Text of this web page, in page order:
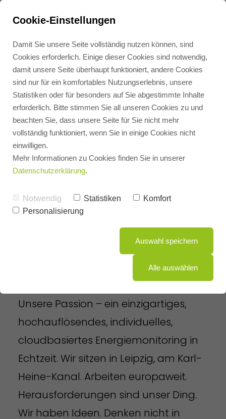
Wir suchen ab sofort
passionierteElektriker (m/w/d) in
Vollzeit.
Wir sind ein Scale-up –cenero.one.
Unsere Passion – ein einzigartiges,
hochauflösendes, individuelles,
cloudbasiertes Energiemonitoring in
Echtzeit. Wir sitzen in Leipzig, am Karl-
Heine-Kanal. Arbeiten europaweit.
Herausforderungen sind unser Ding.
Wir haben Ideen. Denken nicht in
Cookie-Einstellungen
Damit Sie unsere Seite vollständig nutzen können, sind
Cookies erforderlich. Einige dieser Cookies sind notwendig,
damit unsere Seite überhaupt funktioniert, andere Cookies
sind nur für ein komfortables Nutzungserlebnis, unsere
Statistiken oder für besonders auf Sie abgestimmte Inhalte
erforderlich. Bitte stimmen Sie all unseren Cookies zu und
beachten Sie, dass unsere Seite für Sie nicht mehr
vollständig funktioniert, wenn Sie in einige Cookies nicht
einwilligen.
Mehr Informationen zu Cookies finden Sie in unserer
Datenschutzerklärung.
Notwendig Statistiken
Komfort
Personalisierung
Auswahl speichern
Alle auswählen